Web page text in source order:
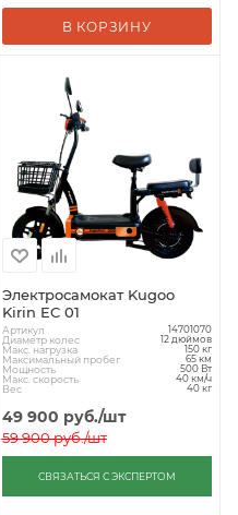
В КОРЗИНУ
Электросамокат Kugoo
Kirin EC 01
Артикул 14701070
Диаметр колес 12 дюймов
Макс. нагрузка 150 кг
Максимальный пробег 65 км
Мощность 500 Вт
Макс. скорость 40 км/ч
Вес 40 кг
49 900 руб./шт
59 900руб./шт
СВЯЗАТЬСЯ С ЭКСПЕРТОМ